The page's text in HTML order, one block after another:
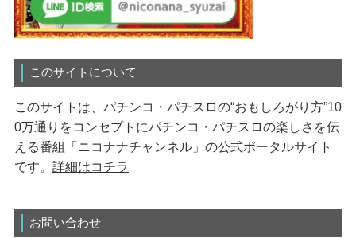
このサイトについて
このサイトは、パチンコ・パチスロの“おもしろがり方”10
0万通りをコンセプトにパチンコ・パチスロの楽しさを伝
える番組「ニコナナチャンネル」の公式ポータルサイト
です。 詳細はコチラ
お問い合わせ